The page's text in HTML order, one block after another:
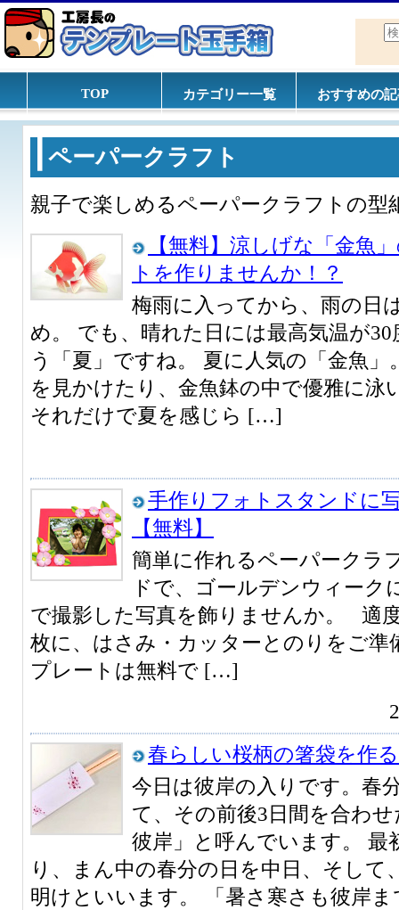
TOP カテゴリー一覧 おすすめの
ペーパークラフト
親子で楽しめるペーパークラフトの型
【無料】涼しげな「金魚
トを作りませんか！？
梅雨に入ってから、雨の日
め。 でも、晴れた日には最高気温が
う「夏」ですね。 夏に人気の「金魚
を見かけたり、金魚鉢の中で優雅に泳
それだけで夏を感じら […]
手作りフォトスタンドに
【無料】
簡単に作れるペーパークラ
ドで、ゴールデンウィーク
で撮影した写真を飾りませんか。 適
枚に、はさみ・カッターとのりをご準
プレートは無料で […]
春らしい桜柄の箸袋を作
今日は彼岸の入りです。春
て、その前後3日間を合わ
彼岸」と呼んでいます。 最
り、まん中の春分の日を中日、そして
明けといいます。 「暑さ寒さも彼岸